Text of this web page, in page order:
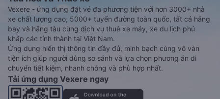
Tết 2027 bao gồm giá vé, lịch trình, ngày giờ bán vé của các
hãng xe khách đi tuyến đường Tuy An - Mộ Đức và Mộ Đức -
Tuy An ngay khi có thông tin từ các hãng xe.
Đặt vé máy bay giá rẻ từ Tuy An đi Mộ
Đức
Ứng dụng đặt vé Xe khách, Máy bay,